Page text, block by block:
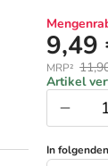
9,49
MRP²
Artikel
In